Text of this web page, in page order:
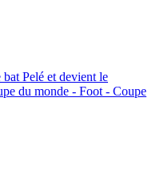
Pelé et devient le
du monde - Foot - Coupe